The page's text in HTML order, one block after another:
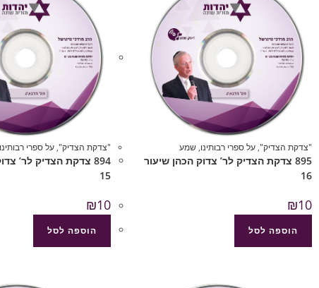
"צדקת הצדיק", על ספרי רבותינו, שמע
895 צדקת הצדיק לר’ צדוק הכהן שיעור
16
₪10
הוספה לסל
"צדקת הצדיק", על ספרי רבותינו
894 צדקת הצדיק לר’
15
₪10
הוספה לסל